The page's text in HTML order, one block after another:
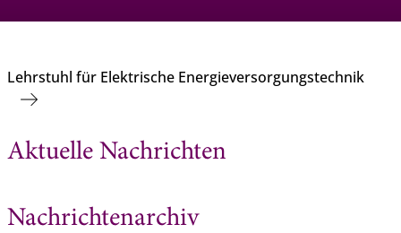
Lehrstuhl für Elektrische Energieversorgungstechnik
Aktuelle Nachrichten
Nachrichtenarchiv